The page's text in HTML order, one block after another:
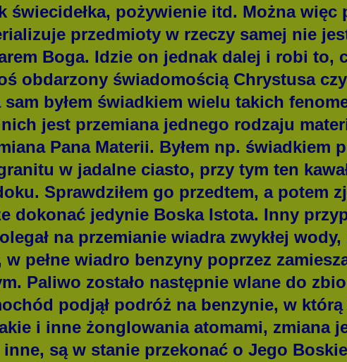
świecidełka, pożywienie itd. Można więc
przedmioty w rzeczy samej nie
Boga. Idzie on jednak dalej i robi to,
obdarzony świadomością Chrystusa
byłem świadkiem wielu takich
jest przemiana jednego rodzaju
Pana Materii. Byłem np. świadkiem
w jadalne ciasto, przy tym ten
Sprawdziłem go przedtem, a potem
dokonać jedynie Boska Istota. Inny
na przemianie wiadra zwykłej
pełne wiadro benzyny poprzez
Paliwo zostało następnie wlane do
podjął podróż na benzynie, w którą
i inne żonglowania atomami, zmiana
są w stanie przekonać o Jego